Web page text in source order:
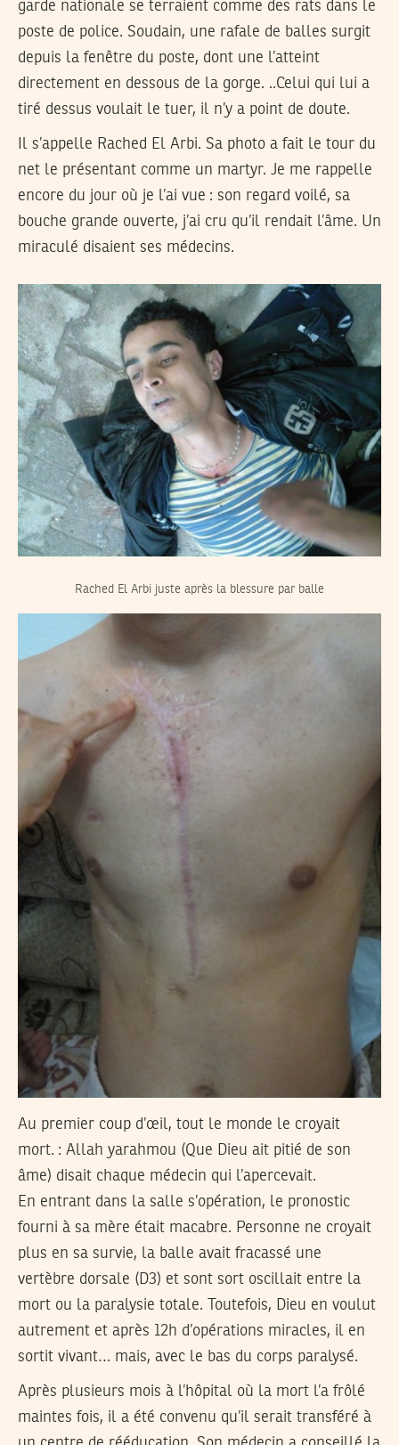
garde nationale se terraient comme des rats dans le
poste de police. Soudain, une rafale de balles surgit
depuis la fenêtre du poste, dont une l’atteint
directement en dessous de la gorge. ..Celui qui lui a
tiré dessus voulait le tuer, il n’y a point de doute.
Il s’appelle Rached El Arbi. Sa photo a fait le tour du
net le présentant comme un martyr. Je me rappelle
encore du jour où je l’ai vue : son regard voilé, sa
bouche grande ouverte, j’ai cru qu’il rendait l’âme. Un
miraculé disaient ses médecins.
Rached El Arbi juste après la blessure par balle
Au premier coup d’œil, tout le monde le croyait
mort. : Allah yarahmou (Que Dieu ait pitié de son
âme) disait chaque médecin qui l’apercevait.
En entrant dans la salle s’opération, le pronostic
fourni à sa mère était macabre. Personne ne croyait
plus en sa survie, la balle avait fracassé une
vertèbre dorsale (D3) et sont sort oscillait entre la
mort ou la paralysie totale. Toutefois, Dieu en voulut
autrement et après 12h d’opérations miracles, il en
sortit vivant… mais, avec le bas du corps paralysé.
Après plusieurs mois à l’hôpital où la mort l’a frôlé
maintes fois, il a été convenu qu’il serait transféré à